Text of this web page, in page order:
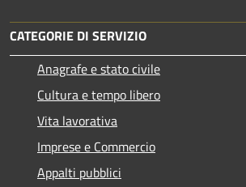
CATEGORIE DI SERVIZIO
Anagrafe e stato civile
Cultura e tempo libero
Vita lavorativa
Imprese e Commercio
Appalti pubblici